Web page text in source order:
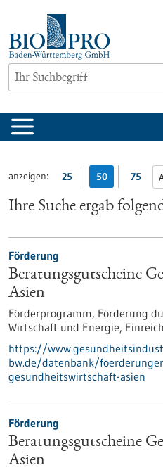
springen
anzeigen: 25 50 75
Ihre Suche ergab
Förderung
Beratungsgutscheine
Asien
Förderprogramm, Förderung
Wirtschaft und Energie,
https://
bw.de/datenbank/
gesundheitswirtschaft-asien
Förderung
Beratungsgutscheine
Asien